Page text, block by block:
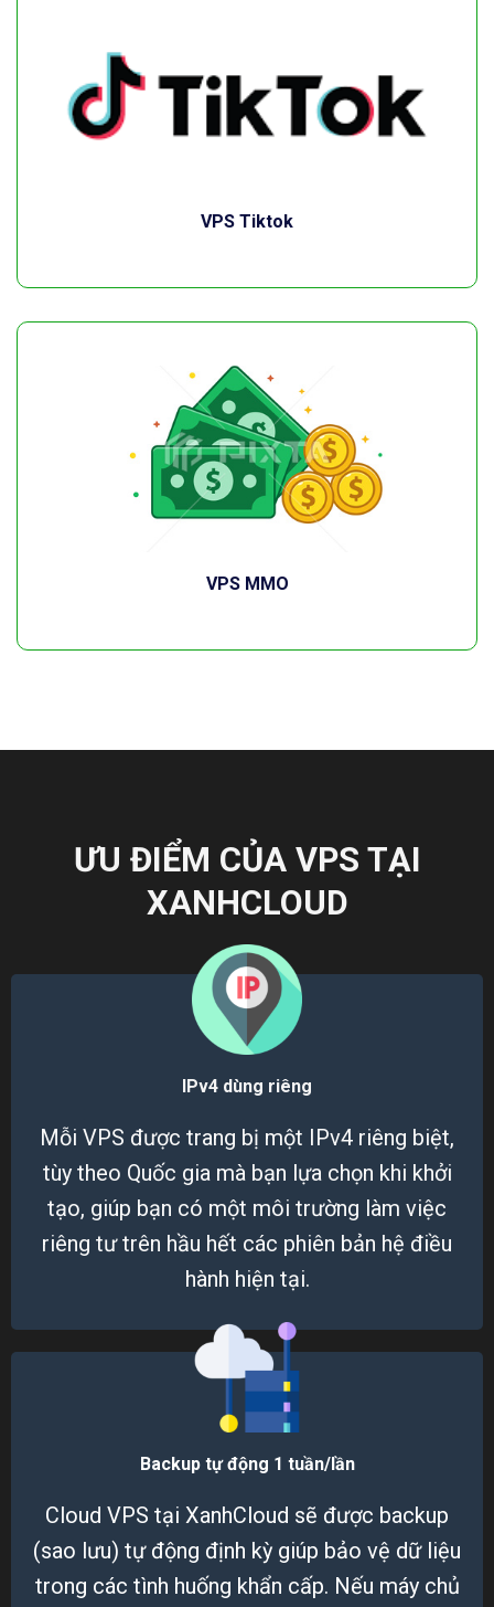
VPS Tiktok
VPS MMO
ƯU ĐIỂM CỦA VPS TẠI
XANHCLOUD
IPv4 dùng riêng
Mỗi VPS được trang bị một IPv4 riêng biệt,
tùy theo Quốc gia mà bạn lựa chọn khi khởi
tạo, giúp bạn có một môi trường làm việc
riêng tư trên hầu hết các phiên bản hệ điều
hành hiện tại.
Backup tự động 1 tuần/lần
Cloud VPS tại XanhCloud sẽ được backup
(sao lưu) tự động định kỳ giúp bảo vệ dữ liệu
trong các tình huống khẩn cấp. Nếu máy chủ